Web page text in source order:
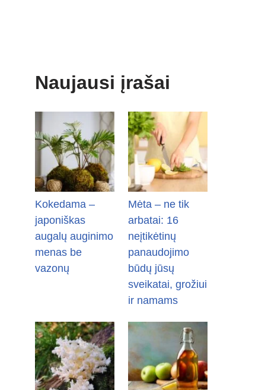
Naujausi įrašai
Kokedama –
japoniškas
augalų auginimo
menas be
vazonų
Mėta – ne tik
arbatai: 16
neįtikėtinų
panaudojimo
būdų jūsų
sveikatai, grožiui
ir namams